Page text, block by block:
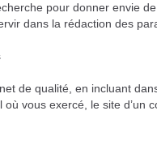
pour donner envie
dans la rédaction des
de qualité, en incluant
vous exercé, le site d’un